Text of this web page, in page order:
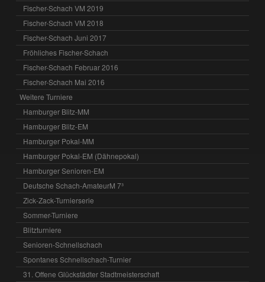
Fischer-Schach VM 2019
Fischer-Schach VM 2018
Fischer-Schach Juni 2017
Fröhliches Fischer-Schach
Fischer-Schach Februar 2016
Fischer-Schach Mai 2016
Weitere Turniere
Hamburger Blitz-MM
Hamburger Blitz-EM
Hamburger Pokal-MM
Hamburger Pokal-EM (Dähnepokal)
Hamburger Senioren-EM
Deutsche Schach-AmateurM 7³
Zick-Zack-Turnierserie
Sommer-Turniere
Blitzturniere
Senioren-Schnellschach
Spontanes Schnellschach-Turnier
31. Offene Glückstädter Stadtmeisterschaft